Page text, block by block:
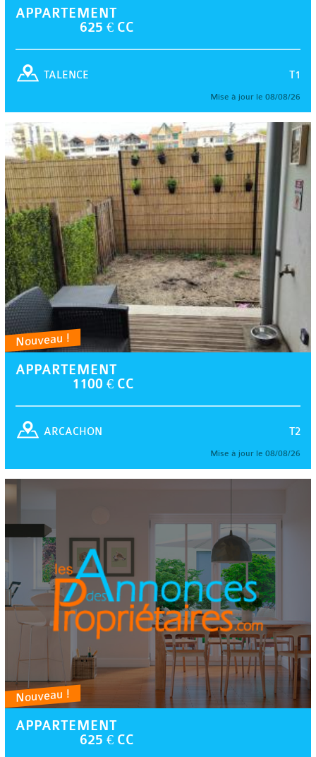
APPARTEMENT
625 € CC
T1
TALENCE
Mise à jour le 08/08/26
Nouveau !
APPARTEMENT
1100 € CC
T2
ARCACHON
Mise à jour le 08/08/26
Nouveau !
APPARTEMENT
625 € CC